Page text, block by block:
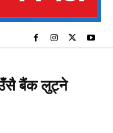
बैंक लुट्ने